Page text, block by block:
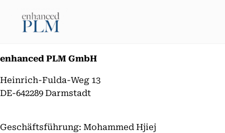
Inhalt
springen
enhanced PLM GmbH
Heinrich-Fulda-Weg 13
DE-642289 Darmstadt
Geschäftsführung: Mohammed Hjiej